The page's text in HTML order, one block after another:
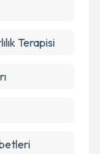
Terapisi